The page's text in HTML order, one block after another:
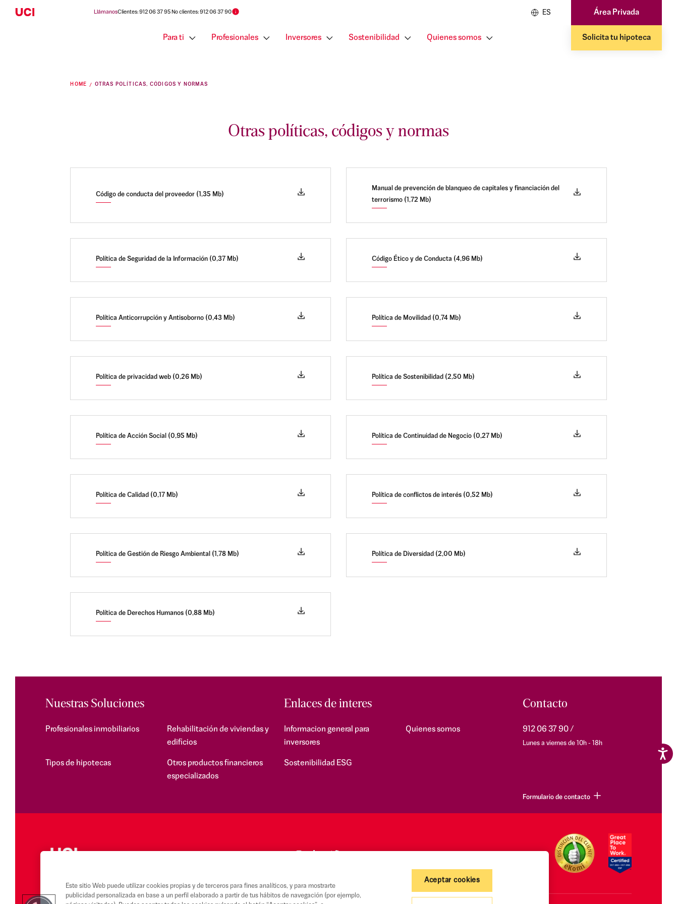
LlámanosClientes: 912 06 37 95 No clientes: 912 06 37 90 ES Área Privada
Para ti Profesionales Inversores Sostenibilidad Quienes somos Solicita tu hipoteca
HOME OTRAS POLÍTICAS, CÓDIGOS Y NORMAS
Otras políticas, códigos y normas
Código de conducta del proveedor (1,35 Mb)
Manual de prevención de blanqueo de capitales y financiación del
terrorismo (1,72 Mb)
Política de Seguridad de la Información (0,37 Mb) Código Ético y de Conducta (4,96 Mb)
Política Anticorrupción y Antisoborno (0,43 Mb) Política de Movilidad (0,74 Mb)
Política de privacidad web (0,26 Mb) Política de Sostenibilidad (2,50 Mb)
Política de Acción Social (0,95 Mb) Política de Continuidad de Negocio (0,27 Mb)
Política de Calidad (0,17 Mb) Política de conflictos de interés (0,52 Mb)
Política de Gestión de Riesgo Ambiental (1,78 Mb) Política de Diversidad (2,00 Mb)
Política de Derechos Humanos (0,88 Mb)
Nuestras Soluciones
Profesionales inmobiliarios
Rehabilitación de viviendas y
edificios
Tipos de hipotecas
Otros productos financieros
especializados
Enlaces de interes
Informacion general para
inversores
Quienes somos
Sostenibilidad ESG
Contacto
912 06 37 90
Lunes a viernes de 10h - 18h
Formulario de contacto
Este sitio Web puede utilizar cookies propias y de terceros para fines analíticos, y para mostrarte
publicidad personalizada en base a un perfil elaborado a partir de tus hábitos de navegación (por ejemplo,
Aceptar cookies